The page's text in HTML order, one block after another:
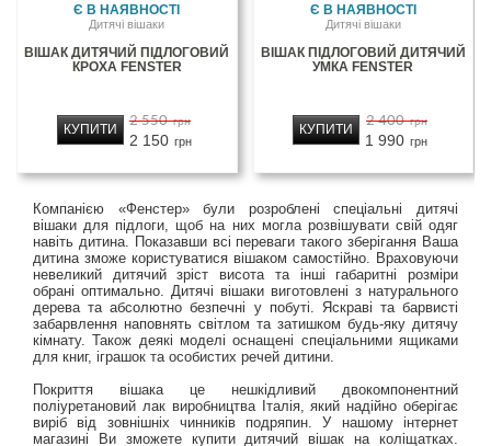
Є В НАЯВНОСТІ
Дитячі вішаки
ВІШАК ДИТЯЧИЙ ПІДЛОГОВИЙ
КРОХА FENSTER
2 550 грн
2 150 грн
КУПИТИ
Є В НАЯВНОСТІ
Дитячі вішаки
ВІШАК ПІДЛОГОВИЙ ДИТЯЧИЙ
УМКА FENSTER
2 400 грн
1 990 грн
КУПИТИ
Компанією «Фенстер» були розроблені спеціальні дитячі
вішаки для підлоги, щоб на них могла розвішувати свій одяг
навіть дитина. Показавши всі переваги такого зберігання Ваша
дитина зможе користуватися вішаком самостійно. Враховуючи
невеликий дитячий зріст висота та інші габаритні розміри
обрані оптимально. Дитячі вішаки виготовлені з натурального
дерева та абсолютно безпечні у побуті. Яскраві та барвисті
забарвлення наповнять світлом та затишком будь-яку дитячу
кімнату. Також деякі моделі оснащені спеціальними ящиками
для книг, іграшок та особистих речей дитини.
Покриття вішака це нешкідливий двокомпонентний
поліуретановий лак виробництва Італія, який надійно оберігає
виріб від зовнішніх чинників подряпин. У нашому інтернет
магазині Ви зможете купити дитячий вішак на коліщатках.